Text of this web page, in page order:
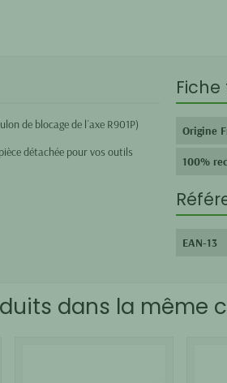
de blocage de l´axe R901P)
détachée pour vos outils
Origine
100%
EAN-13
dans la même